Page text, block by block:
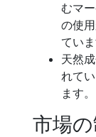
むマ
の使
ていま
天然
れて
ます。
市場